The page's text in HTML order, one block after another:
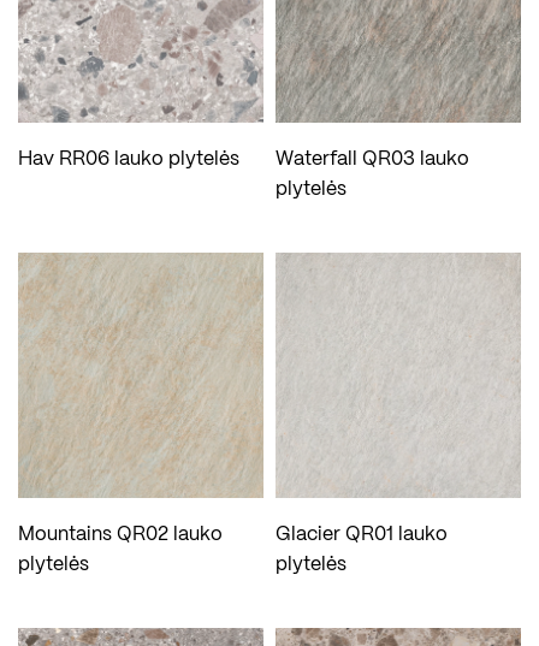
Hav RR06 lauko plytelės
Waterfall QR03 lauko
plytelės
Mountains QR02 lauko
plytelės
Glacier QR01 lauko
plytelės